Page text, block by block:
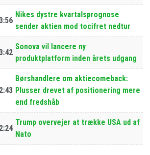
Nikes dystre kvartalsprognose
sender aktien mod tocifret nedtur
Sonova vil lancere ny
produktplatform inden årets udgang
Børshandlere om aktiecomeback:
Plusser drevet af positionering mere
end fredshåb
Trump overvejer at trække USA ud af
Nato